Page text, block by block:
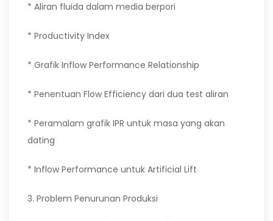
* Aliran fluida dalam media berpori
* Productivity Index
* Grafik Inflow Performance Relationship
* Penentuan Flow Efficiency dari dua test aliran
* Peramalam grafik IPR untuk masa yang akan
dating
* Inflow Performance untuk Artificial Lift
3. Problem Penurunan Produksi